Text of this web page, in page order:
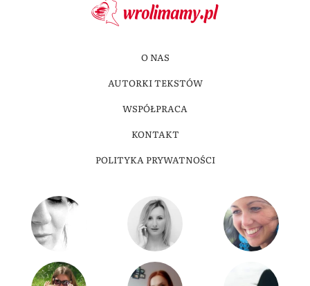
O NAS
AUTORKI TEKSTÓW
WSPÓŁPRACA
KONTAKT
POLITYKA PRYWATNOŚCI